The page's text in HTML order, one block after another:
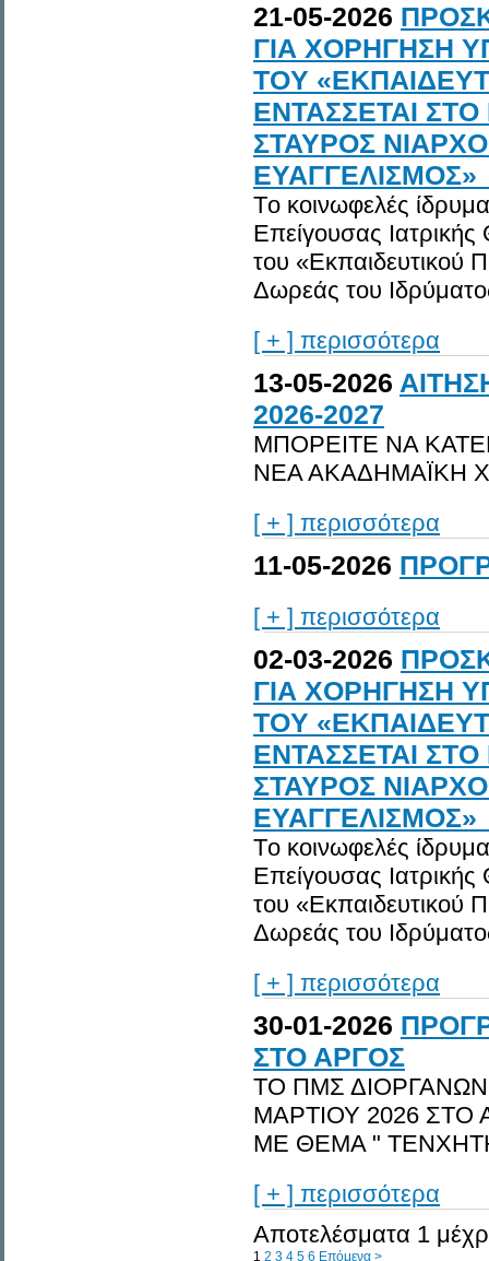
21-05-2026
ΓΙΑ ΧΟΡΗΓΗΣΗ
ΤΟY
ΕΝΤΑΣΣΕΤΑΙ
ΣΤΑΥΡΟΣ
Tο κοινωφελές
Επείγουσας
του «Εκπαιδευτικού
Δωρεάς του
[ + ] περισσότερα
13-05-2026
2026-2027
ΜΠΟΡΕΙΤΕ ΝΑ
ΝΕΑ ΑΚΑΔΗΜΑΪΚΗ
[ + ] περισσότερα
11-05-2026
[ + ] περισσότερα
02-03-2026
ΓΙΑ ΧΟΡΗΓΗΣΗ
ΤΟY
ΕΝΤΑΣΣΕΤΑΙ
ΣΤΑΥΡΟΣ
Tο κοινωφελές
Επείγουσας
του «Εκπαιδευτικού
Δωρεάς του
[ + ] περισσότερα
30-01-2026
ΣΤΟ ΑΡΓΟΣ
ΤΟ ΠΜΣ
ΜΑΡΤΙΟΥ 2026
ΜΕ ΘΕΜΑ "
[ + ] περισσότερα
Αποτελέσματα 1
1 2 3 4 5 6 Επόμενα >